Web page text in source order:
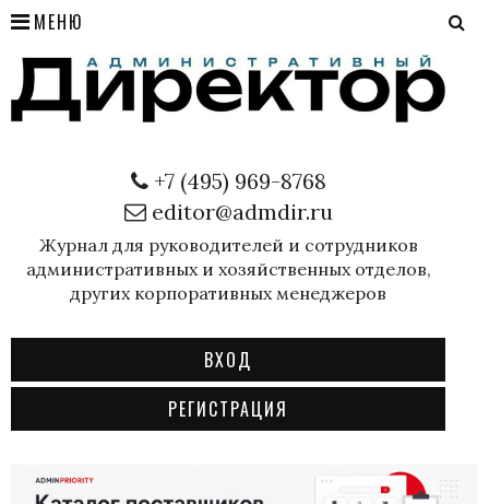
МЕНЮ
+7 (495) 969-8768
editor@admdir.ru
Журнал для руководителей и сотрудников
административных и хозяйственных отделов,
других корпоративных менеджеров
ВХОД
РЕГИСТРАЦИЯ